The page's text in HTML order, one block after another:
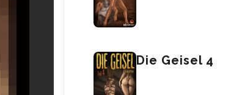
Die Geisel 4